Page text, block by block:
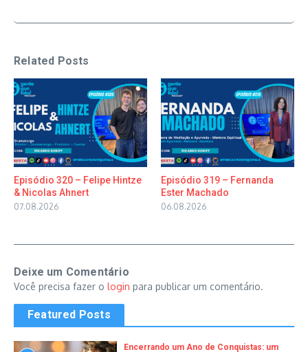
Related Posts
Episódio 320 – Felipe Hintze
& Nicolas Ahnert
07.08.2026
Episódio 319 – Fernanda
Ester Machado
06.08.2026
Deixe um Comentário
Você precisa fazer o login para publicar um comentário.
Featured Posts
Encerrando um Ano de Conquistas: um